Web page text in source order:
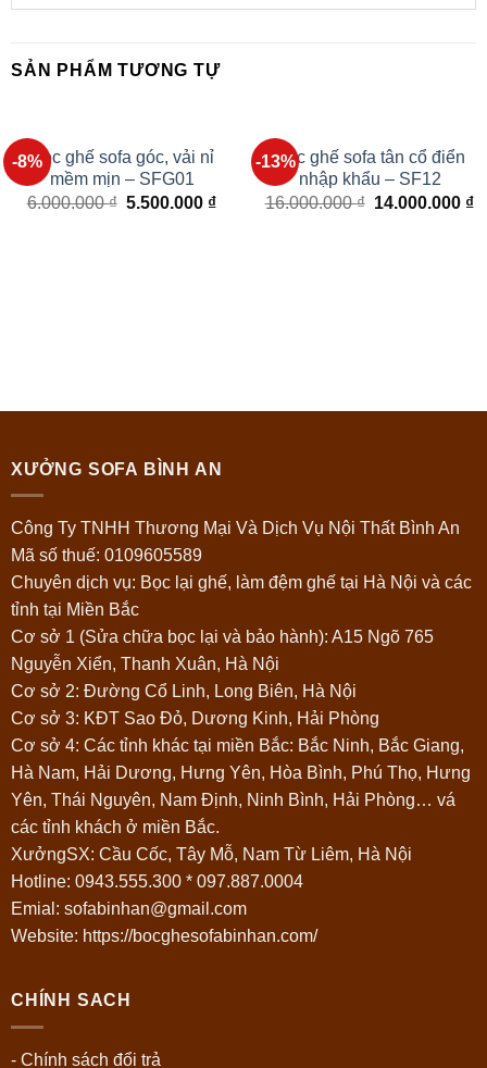
SẢN PHẨM TƯƠNG TỰ
-8%Bọc ghế sofa góc, vải nỉ
mềm mịn – SFG01
6.000.000₫ 5.500.000 ₫
-13%Bọc ghế sofa tân cổ điển
nhập khẩu – SF12
16.000.000₫ 14.000.000 ₫
XƯỞNG SOFA BÌNH AN
Công Ty TNHH Thương Mại Và Dịch Vụ Nội Thất Bình An
Mã số thuế: 0109605589
Chuyên dịch vụ: Bọc lại ghế, làm đệm ghế tại Hà Nội và các
tỉnh tại Miền Bắc
Cơ sở 1 (Sửa chữa bọc lại và bảo hành): A15 Ngõ 765
Nguyễn Xiển, Thanh Xuân, Hà Nội
Cơ sở 2: Đường Cổ Linh, Long Biên, Hà Nội
Cơ sở 3: KĐT Sao Đỏ, Dương Kinh, Hải Phòng
Cơ sở 4: Các tỉnh khác tại miền Bắc: Bắc Ninh, Bắc Giang,
Hà Nam, Hải Dương, Hưng Yên, Hòa Bình, Phú Thọ, Hưng
Yên, Thái Nguyên, Nam Định, Ninh Bình, Hải Phòng… vá
các tỉnh khách ở miền Bắc.
XưởngSX: Cầu Cốc, Tây Mỗ, Nam Từ Liêm, Hà Nội
Hotline: 0943.555.300 * 097.887.0004
Emial: sofabinhan@gmail.com
Website: https://bocghesofabinhan.com/
CHÍNH SACH
- Chính sách đổi trả